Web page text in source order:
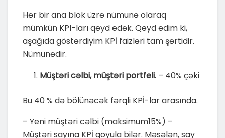
Hər bir ana blok üzrə nümunə olaraq
mümkün KPI-ları qeyd edək. Qeyd edim ki,
aşağıda göstərdiyim KPİ faizləri tam şərtidir.
Nümunədir.
Müştəri cəlbi, müştəri portfeli. – 40% çəki
Bu 40 % də bölünəcək fərqli KPİ-lar arasında.
– Yeni müştəri cəlbi (maksimum15%) –
Müştəri sayına KPİ qoyula bilər. Məsələn, say